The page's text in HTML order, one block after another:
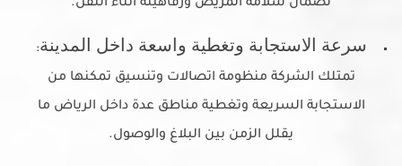
لضمان سلامة المريض ورفاهيته أثناء النقل.
سرعة الاستجابة وتغطية واسعة داخل المدينة:
تمتلك الشركة منظومة اتصالات وتنسيق تمكنها من
الاستجابة السريعة وتغطية مناطق عدة داخل الرياض ما
يقلل الزمن بين البلاغ والوصول.